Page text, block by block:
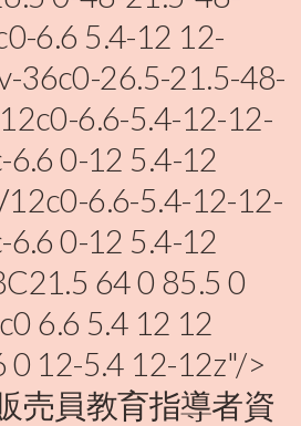
6.6 5.4-12 12-
36c0-26.5-21.5-48-
6.6-5.4-12-12-
6.6 0-12 5.4-12
6.6-5.4-12-12-
6.6 0-12 5.4-12
64 0 85.5 0
6.6 5.4 12 12
0 12-5.4 12-12z"/>
売員教育指導者資